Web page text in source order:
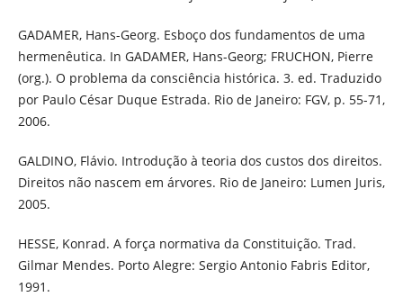
GADAMER, Hans-Georg. Esboço dos fundamentos de uma
hermenêutica. In GADAMER, Hans-Georg; FRUCHON, Pierre
(org.). O problema da consciência histórica. 3. ed. Traduzido
por Paulo César Duque Estrada. Rio de Janeiro: FGV, p. 55-71,
2006.
GALDINO, Flávio. Introdução à teoria dos custos dos direitos.
Direitos não nascem em árvores. Rio de Janeiro: Lumen Juris,
2005.
HESSE, Konrad. A força normativa da Constituição. Trad.
Gilmar Mendes. Porto Alegre: Sergio Antonio Fabris Editor,
1991.